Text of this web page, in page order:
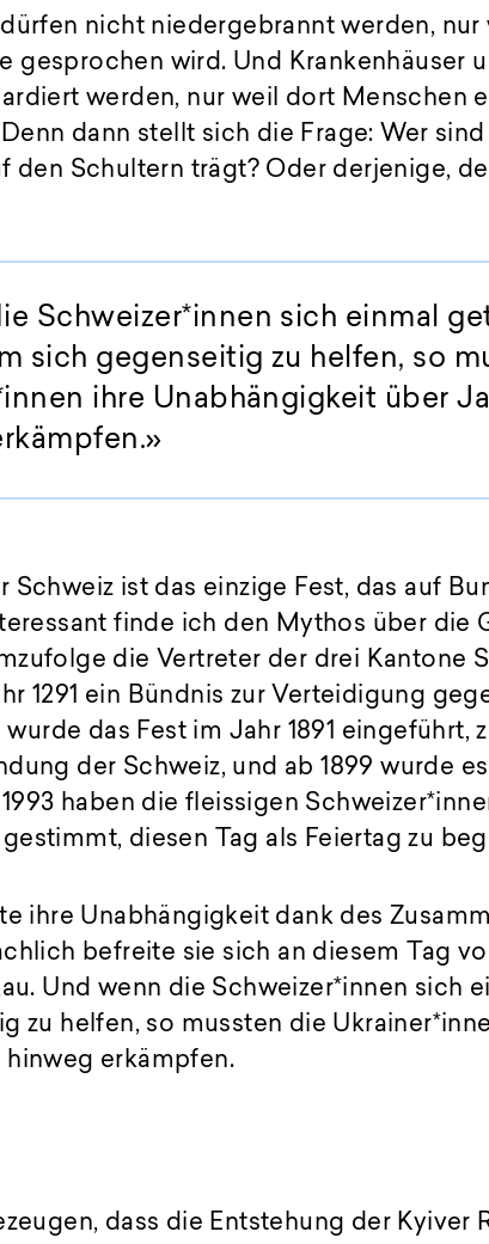
nicht niedergebrannt werden, nur
gesprochen wird. Und Krankenhäuser
werden, nur weil dort Menschen
dann stellt sich die Frage: Wer
den Schultern trägt? Oder derjenige,
Schweizer*innen sich einmal
sich gegenseitig zu helfen, so
ihre Unabhängigkeit über
Schweiz ist das einzige Fest, das auf
finde ich den Mythos über die
die Vertreter der drei Kantone
1291 ein Bündnis zur Verteidigung
das Fest im Jahr 1891 eingeführt,
der Schweiz, und ab 1899 wurde
haben die fleissigen
diesen Tag als Feiertag zu
ihre Unabhängigkeit dank des
befreite sie sich an diesem Tag
Und wenn die Schweizer*innen sich
zu helfen, so mussten die
erkämpfen.
dass die Entstehung der Kyiver